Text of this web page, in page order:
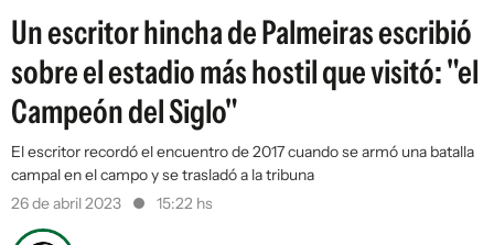
Un escritor hincha de Palmeiras escribió
sobre el estadio más hostil que visitó: "el
Campeón del Siglo"
El escritor recordó el encuentro de 2017 cuando se armó una batalla
campal en el campo y se trasladó a la tribuna
26 de abril 2023
15:22 hs